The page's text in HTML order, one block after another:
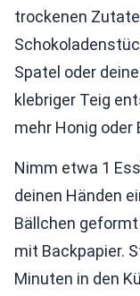
trockenen
Spatel oder
klebriger Teig
mehr Honig oder
Nimm etwa 1
deinen Händen
Bällchen
mit Backpapier.
Minuten in den